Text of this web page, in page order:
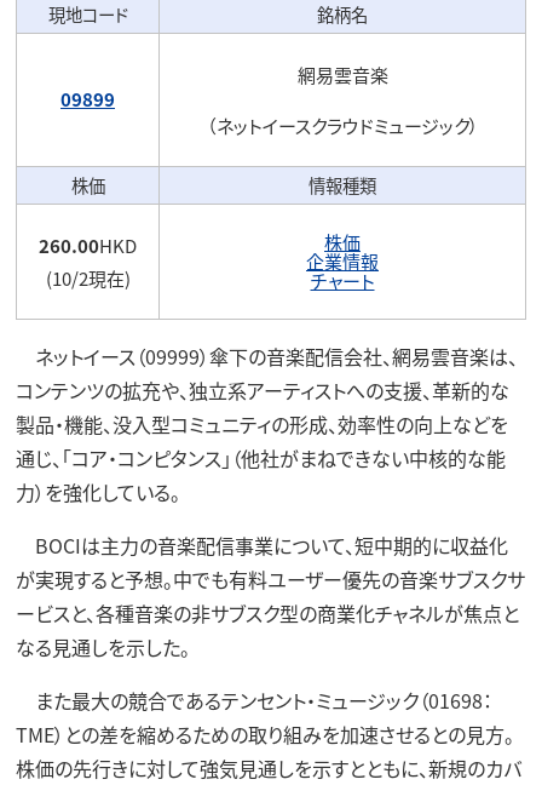
現地コード 銘柄名
09899
網易雲音楽
（ネットイースクラウドミュージック）
株価 情報種類
260.00HKD
(10/2現在)
株価
企業情報
チャート
ネットイース（09999）傘下の音楽配信会社、網易雲音楽は、
コンテンツの拡充や、独立系アーティストへの支援、革新的な
製品・機能、没入型コミュニティの形成、効率性の向上などを
通じ、「コア・コンピタンス」（他社がまねできない中核的な能
力）を強化している。
BOCIは主力の音楽配信事業について、短中期的に収益化
が実現すると予想。中でも有料ユーザー優先の音楽サブスクサ
ービスと、各種音楽の非サブスク型の商業化チャネルが焦点と
なる見通しを示した。
また最大の競合であるテンセント・ミュージック（01698：
TME）との差を縮めるための取り組みを加速させるとの見方。
株価の先行きに対して強気見通しを示すとともに、新規のカバ